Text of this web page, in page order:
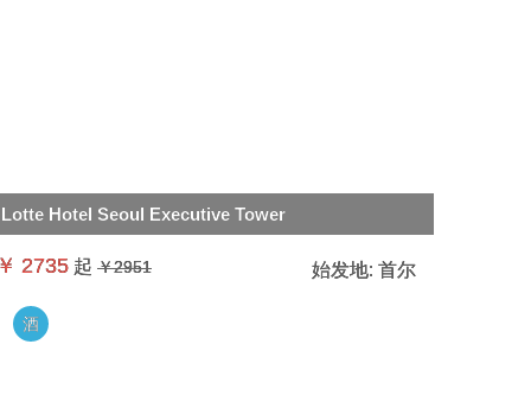
Lotte Hotel Seoul Executive Tower
2735 起 ￥2951 始发地: 首尔
酒